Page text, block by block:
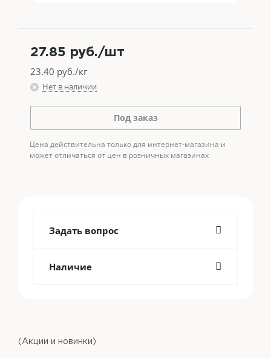
27.85 руб./шт
23.40 руб./кг
Нет в наличии
Под заказ
Цена действительна только для интернет-магазина и
может отличаться от цен в розничных магазинах
Задать вопрос
Наличие
(Акции и новинки)